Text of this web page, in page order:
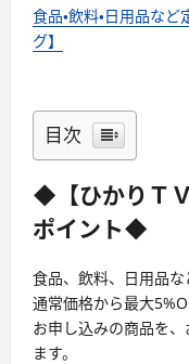
食品・飲料・日用品な
グ】
目次
◆【ひかりＴ
ポイント◆
食品、飲料、日用品
通常価格から最大
お申し込みの商品を、
ます。